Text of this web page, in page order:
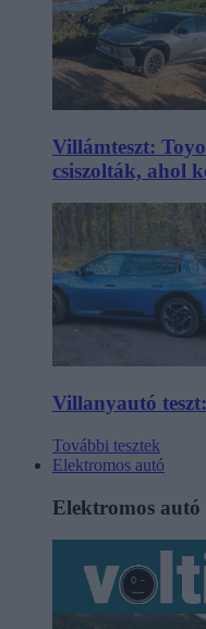
Villámteszt:
csiszolták, ahol
Villanyautó
További tesztek
Elektromos autó
Elektromos autó